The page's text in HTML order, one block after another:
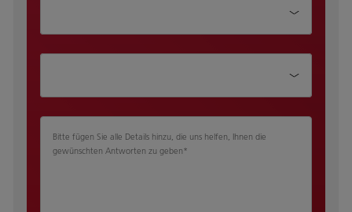
Bitte fügen Sie alle Details hinzu, die uns helfen, Ihnen die
gewünschten Antworten zu geben*